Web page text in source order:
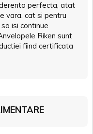
perfecta, atat
vara, cat si pentru
isi continue
Riken sunt
fiind certificata